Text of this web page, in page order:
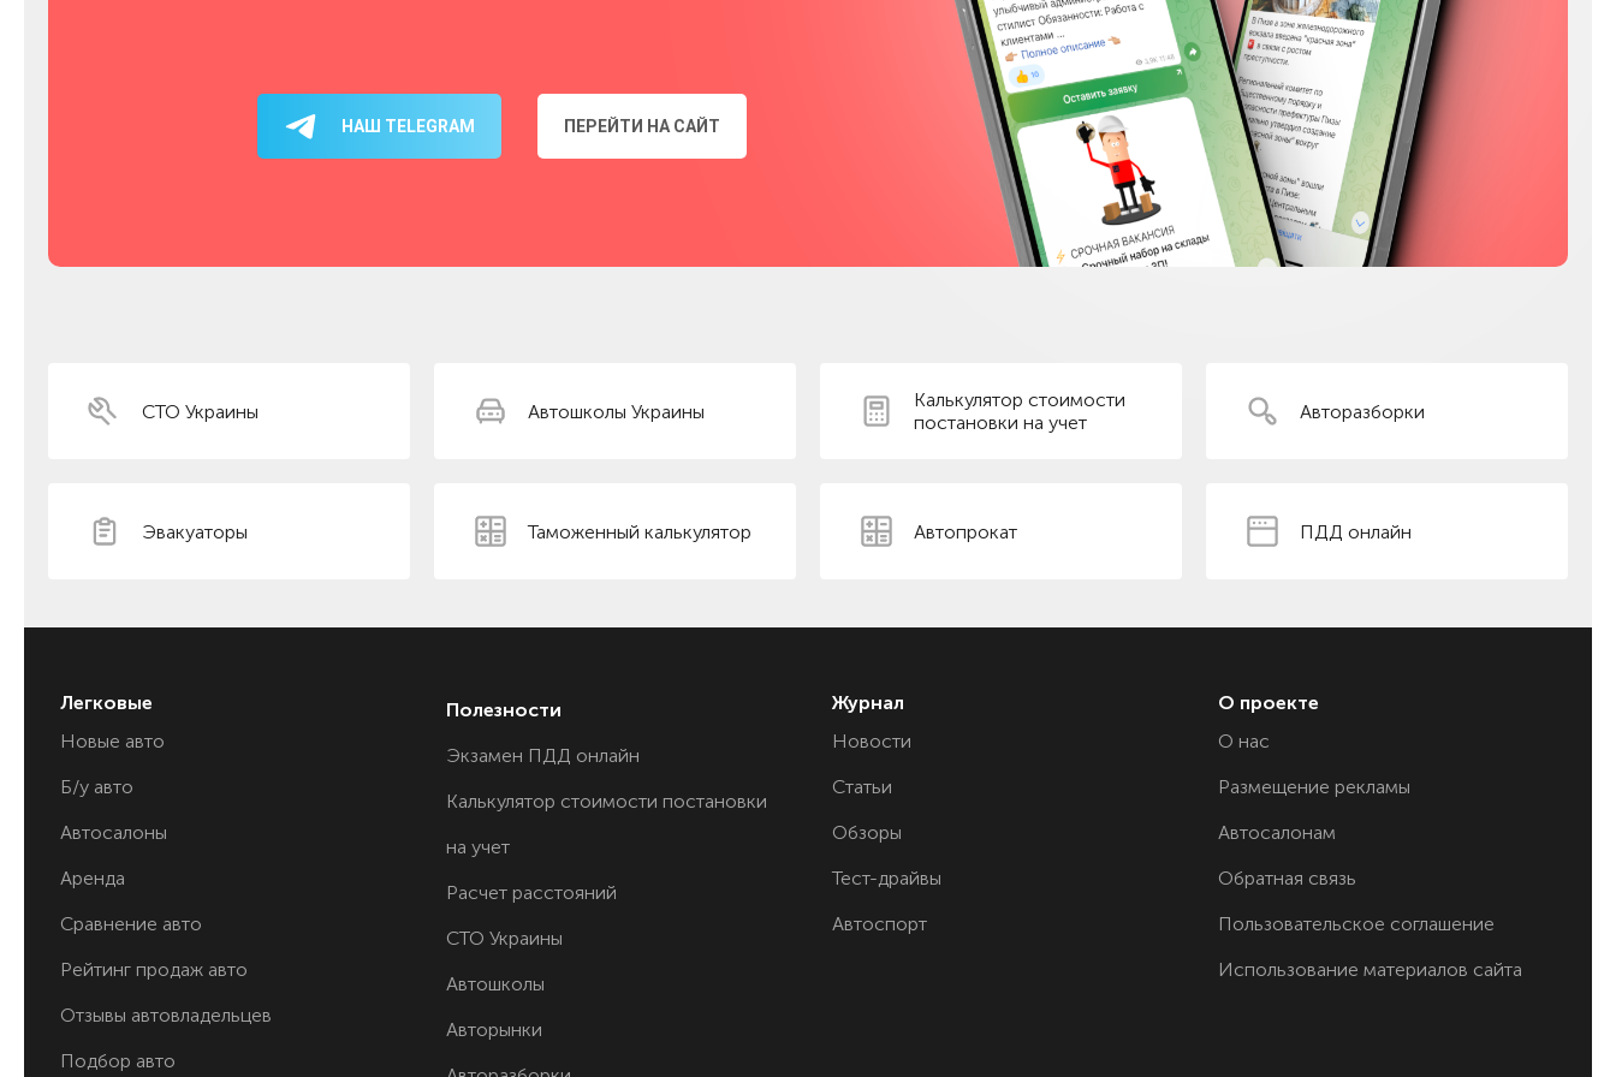
НАШ TELEGRAM ПЕРЕЙТИ НА САЙТ
СТО Украины Автошколы Украины
Калькулятор стоимости
постановки на учет
Авторазборки
Эвакуаторы Таможенный калькулятор Автопрокат ПДД онлайн
Легковые
Новые авто
Б/у авто
Автосалоны
Аренда
Сравнение авто
Рейтинг продаж авто
Отзывы автовладельцев
Подбор авто
Полезности
Экзамен ПДД онлайн
Калькулятор стоимости постановки
на учет
Расчет расстояний
СТО Украины
Автошколы
Авторынки
Журнал
Новости
Статьи
Обзоры
Тест-драйвы
Автоспорт
О проекте
О нас
Размещение рекламы
Автосалонам
Обратная связь
Пользовательское соглашение
Использование материалов сайта